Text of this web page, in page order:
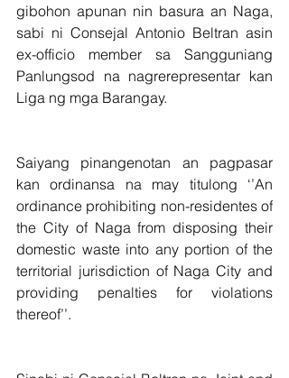
gibohon apunan nin basura an Naga,
sabi ni Consejal Antonio Beltran asin
ex-officio member sa Sangguniang
Panlungsod na nagrerepresentar kan
Liga ng mga Barangay.
Saiyang pinangenotan an pagpasar
kan ordinansa na may titulong ‘’An
ordinance prohibiting non-residentes of
the City of Naga from disposing their
domestic waste into any portion of the
territorial jurisdiction of Naga City and
providing penalties for violations
thereof’’.